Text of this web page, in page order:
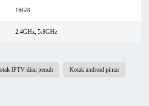
16GB
2.4GHz, 5.8GHz
IPTV diisi penuh Kotak android pintar